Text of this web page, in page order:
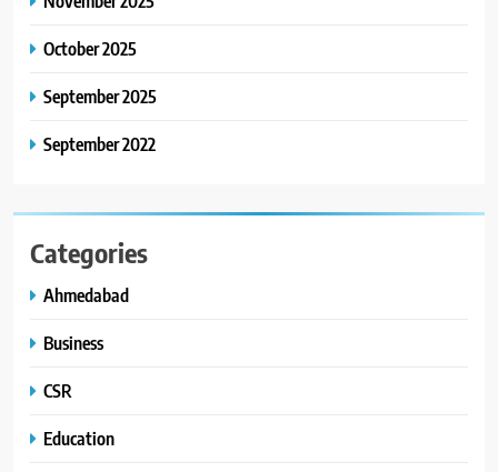
October 2025
September 2025
September 2022
Categories
Ahmedabad
Business
CSR
Education